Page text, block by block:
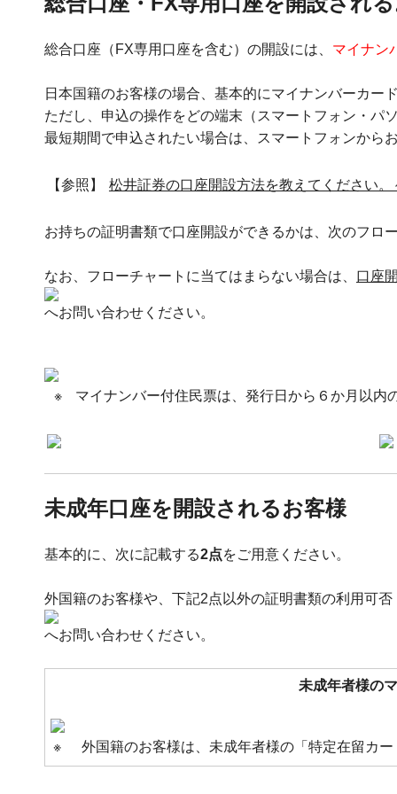
総合口座（FX専用口座を含む）の開設には、 マイナン
日本国籍のお客様の場合、基本的にマイナンバーカー
ただし、申込の操作をどの端末（スマートフォン・パ
最短期間で申込されたい場合は、スマートフォンから
【参照】 松井証券の口座開設方法を教えてください
お持ちの証明書類で口座開設ができるかは、次のフロ
なお、フローチャートに当てはまらない場合は、 口座
へお問い合わせください。
※ マイナンバー付住民票は、発行日から６か月以内
未成年口座を開設されるお客様
基本的に、次に記載する2点をご用意ください。
外国籍のお客様や、下記2点以外の証明書類の利用可
へお問い合わせください。
未成年者様の
※ 外国籍のお客様は、未成年者様の「特定在留カ